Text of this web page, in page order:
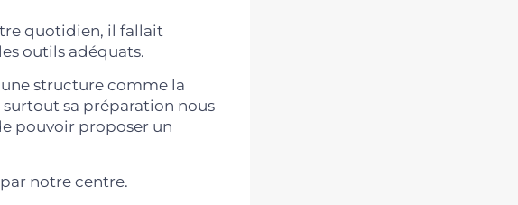
quotidien, il fallait
outils adéquats.
structure comme la
sa préparation nous
pouvoir proposer un
notre centre.